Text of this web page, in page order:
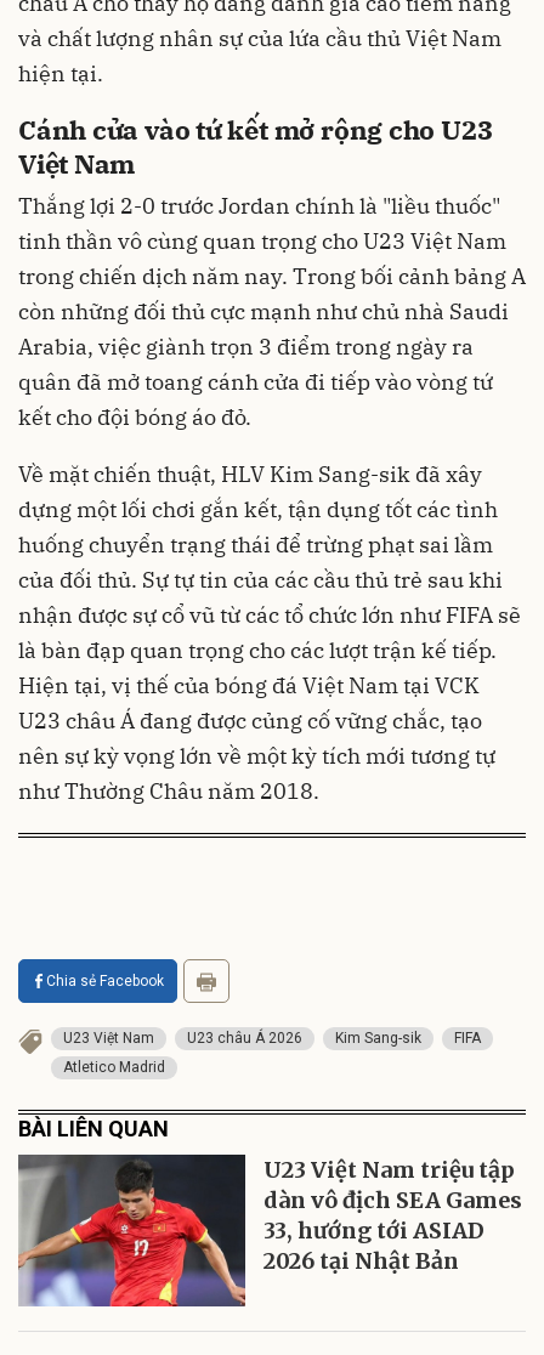
và chất lượng nhân sự của lứa cầu thủ Việt Nam
hiện tại.
Cánh cửa vào tứ kết mở rộng cho U23
Việt Nam
Thắng lợi 2-0 trước Jordan chính là "liều thuốc"
tinh thần vô cùng quan trọng cho U23 Việt Nam
trong chiến dịch năm nay. Trong bối cảnh bảng A
còn những đối thủ cực mạnh như chủ nhà Saudi
Arabia, việc giành trọn 3 điểm trong ngày ra
quân đã mở toang cánh cửa đi tiếp vào vòng tứ
kết cho đội bóng áo đỏ.
Về mặt chiến thuật, HLV Kim Sang-sik đã xây
dựng một lối chơi gắn kết, tận dụng tốt các tình
huống chuyển trạng thái để trừng phạt sai lầm
của đối thủ. Sự tự tin của các cầu thủ trẻ sau khi
nhận được sự cổ vũ từ các tổ chức lớn như FIFA sẽ
là bàn đạp quan trọng cho các lượt trận kế tiếp.
Hiện tại, vị thế của bóng đá Việt Nam tại VCK
U23 châu Á đang được củng cố vững chắc, tạo
nên sự kỳ vọng lớn về một kỳ tích mới tương tự
như Thường Châu năm 2018.
Chia sẻ Facebook
U23 Việt Nam U23 châu Á 2026 Kim Sang-sik
FIFA
Atletico Madrid
BÀI LIÊN QUAN
U23 Việt Nam triệu tập
dàn vô địch SEA Games
33, hướng tới ASIAD
2026 tại Nhật Bản